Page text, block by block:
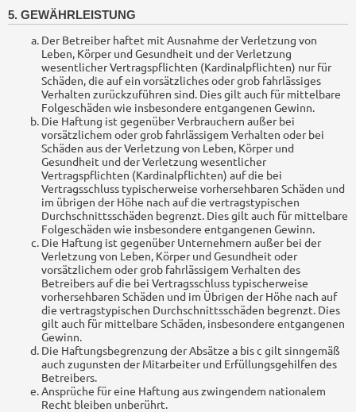
5. GEWÄHRLEISTUNG
Der Betreiber haftet mit Ausnahme der Verletzung von
Leben, Körper und Gesundheit und der Verletzung
wesentlicher Vertragspflichten (Kardinalpflichten) nur für
Schäden, die auf ein vorsätzliches oder grob fahrlässiges
Verhalten zurückzuführen sind. Dies gilt auch für mittelbare
Folgeschäden wie insbesondere entgangenen Gewinn.
Die Haftung ist gegenüber Verbrauchern außer bei
vorsätzlichem oder grob fahrlässigem Verhalten oder bei
Schäden aus der Verletzung von Leben, Körper und
Gesundheit und der Verletzung wesentlicher
Vertragspflichten (Kardinalpflichten) auf die bei
Vertragsschluss typischerweise vorhersehbaren Schäden und
im übrigen der Höhe nach auf die vertragstypischen
Durchschnittsschäden begrenzt. Dies gilt auch für mittelbare
Folgeschäden wie insbesondere entgangenen Gewinn.
Die Haftung ist gegenüber Unternehmern außer bei der
Verletzung von Leben, Körper und Gesundheit oder
vorsätzlichem oder grob fahrlässigem Verhalten des
Betreibers auf die bei Vertragsschluss typischerweise
vorhersehbaren Schäden und im Übrigen der Höhe nach auf
die vertragstypischen Durchschnittsschäden begrenzt. Dies
gilt auch für mittelbare Schäden, insbesondere entgangenen
Gewinn.
Die Haftungsbegrenzung der Absätze a bis c gilt sinngemäß
auch zugunsten der Mitarbeiter und Erfüllungsgehilfen des
Betreibers.
Ansprüche für eine Haftung aus zwingendem nationalem
Recht bleiben unberührt.